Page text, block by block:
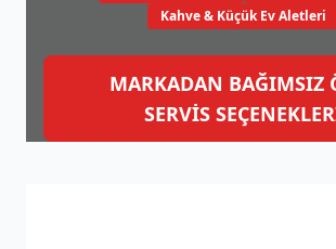
Kahve & Küçük Ev Aletleri
MARKADAN BAĞIMSIZ
SERVİS